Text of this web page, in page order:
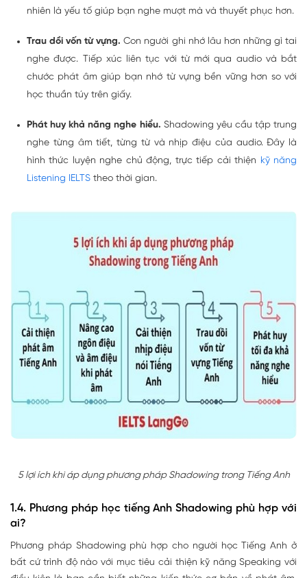
nhiên là yếu tố giúp bạn nghe mượt mà và thuyết phục hơn.
Trau dồi vốn từ vựng. Con người ghi nhớ lâu hơn những gì tai
nghe được. Tiếp xúc liên tục với từ mới qua audio và bắt
chước phát âm giúp bạn nhớ từ vựng bền vững hơn so với
học thuần túy trên giấy.
Phát huy khả năng nghe hiểu. Shadowing yêu cầu tập trung
nghe từng âm tiết, từng từ và nhịp điệu của audio. Đây là
hình thức luyện nghe chủ động, trực tiếp cải thiện kỹ năng
Listening IELTS theo thời gian.
5 lợi ích khi áp dụng phương pháp Shadowing trong Tiếng Anh
1.4. Phương pháp học tiếng Anh Shadowing phù hợp với
ai?
Phương pháp Shadowing phù hợp cho người học Tiếng Anh ở
bất cứ trình độ nào với mục tiêu cải thiện kỹ năng Speaking với